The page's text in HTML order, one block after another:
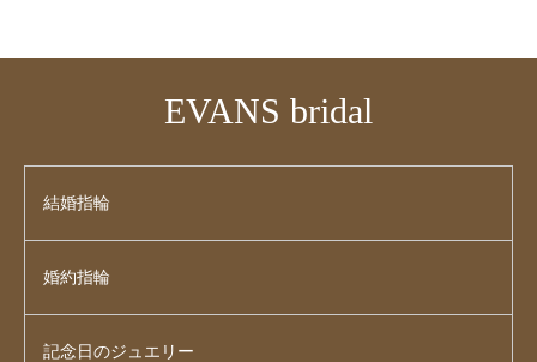
EVANS bridal
結婚指輪
婚約指輪
記念日のジュエリー